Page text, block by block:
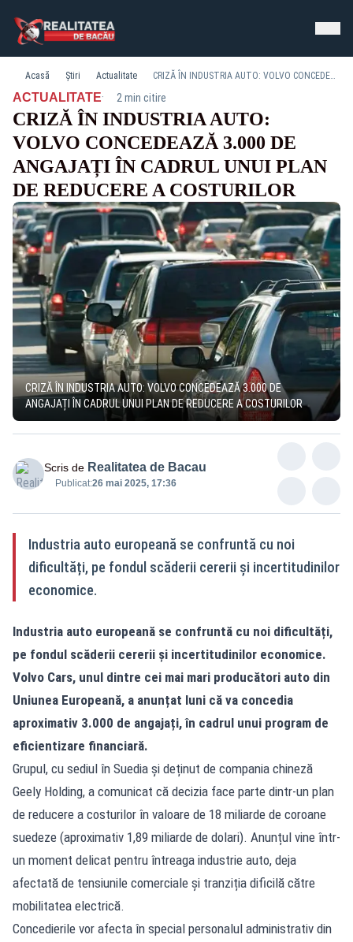
Acasă Știri Actualitate CRIZĂ ÎN INDUSTRIA AUTO: VOLVO CONCEDEAZĂ 3.000 DE ANGAJAȚI ÎN CADRUL UNUI PLAN DE REDUCERE A COSTURILOR
ACTUALITATE· 2 min citire
CRIZĂ ÎN INDUSTRIA AUTO:
VOLVO CONCEDEAZĂ 3.000 DE
ANGAJAȚI ÎN CADRUL UNUI PLAN
DE REDUCERE A COSTURILOR
CRIZĂ ÎN INDUSTRIA AUTO: VOLVO CONCEDEAZĂ 3.000 DE
ANGAJAȚI ÎN CADRUL UNUI PLAN DE REDUCERE A COSTURILOR
Scris de Realitatea de Bacau
Publicat:26 mai 2025, 17:36
Industria auto europeană se confruntă cu noi
dificultăți, pe fondul scăderii cererii și incertitudinilor
economice.
Industria auto europeană se confruntă cu noi dificultăți,
pe fondul scăderii cererii și incertitudinilor economice.
Volvo Cars, unul dintre cei mai mari producători auto din
Uniunea Europeană, a anunțat luni că va concedia
aproximativ 3.000 de angajați, în cadrul unui program de
eficientizare financiară.
Grupul, cu sediul în Suedia și deținut de compania chineză
Geely Holding, a comunicat că decizia face parte dintr-un plan
de reducere a costurilor în valoare de 18 miliarde de coroane
suedeze (aproximativ 1,89 miliarde de dolari). Anunțul vine într-
un moment delicat pentru întreaga industrie auto, deja
afectată de tensiunile comerciale și tranziția dificilă către
mobilitatea electrică.
Concedierile vor afecta în special personalul administrativ din